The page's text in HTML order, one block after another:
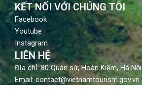
KẾT NỐI VỚI CHÚNG TÔI
Facebook
Youtube
Instagram
LIÊN HỆ
Địa chỉ: 80 Quán sứ, Hoàn Kiếm, Hà Nội
Email: contact@vietnamtourism.gov.vn